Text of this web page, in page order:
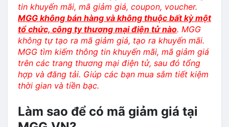
tin khuyến mãi, mã giảm giá, coupon, voucher.
MGG không bán hàng và không thuộc bất kỳ một
tổ chức, công ty thương mại điện tử nào. MGG
không tự tạo ra mã giảm giá, tạo ra khuyến mãi.
MGG tìm kiếm thông tin khuyến mãi, mã giảm giá
trên các trang thương mại điện tử, sau đó tổng
hợp và đăng tải. Giúp các bạn mua sắm tiết kiệm
thời gian và tiền bạc.
Làm sao để có mã giảm giá tại